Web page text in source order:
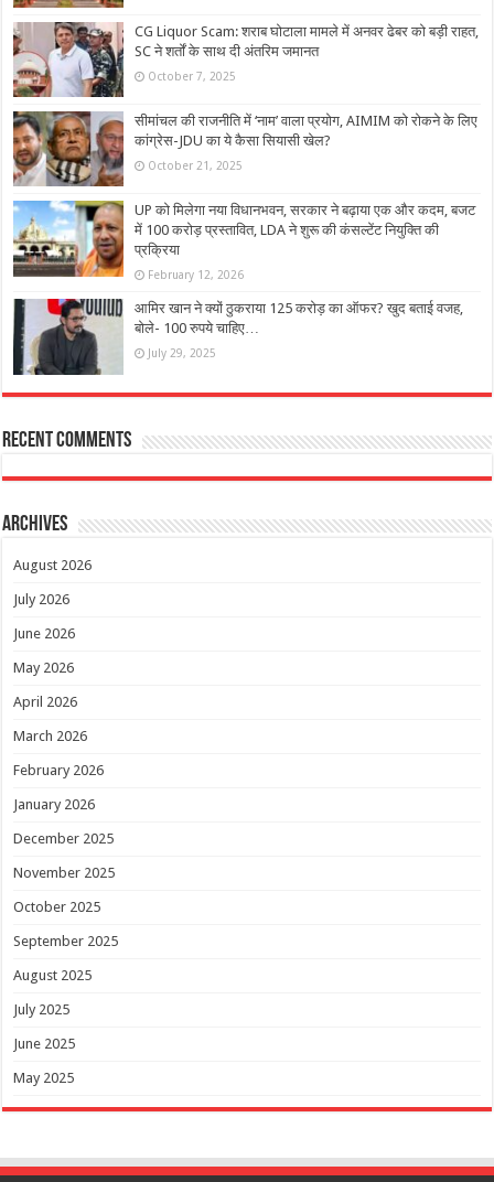
CG Liquor Scam: शराब घोटाला मामले में अनवर ढेबर को बड़ी राहत,
SC ने शर्तों के साथ दी अंतरिम जमानत
October 7, 2025
सीमांचल की राजनीति में ‘नाम’ वाला प्रयोग, AIMIM को रोकने के लिए
कांग्रेस-JDU का ये कैसा सियासी खेल?
October 21, 2025
UP को मिलेगा नया विधानभवन, सरकार ने बढ़ाया एक और कदम, बजट
में 100 करोड़ प्रस्तावित, LDA ने शुरू की कंसल्टेंट नियुक्ति की
प्रक्रिया
February 12, 2026
आमिर खान ने क्यों ठुकराया 125 करोड़ का ऑफर? खुद बताई वजह,
बोले- 100 रुपये चाहिए…
July 29, 2025
Recent Comments
Archives
August 2026
July 2026
June 2026
May 2026
April 2026
March 2026
February 2026
January 2026
December 2025
November 2025
October 2025
September 2025
August 2025
July 2025
June 2025
May 2025